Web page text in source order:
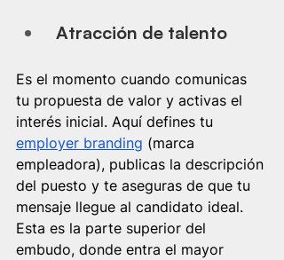
Atracción de talento
Es el momento cuando comunicas
tu propuesta de valor y activas el
interés inicial. Aquí defines tu
employer branding (marca
empleadora), publicas la descripción
del puesto y te aseguras de que tu
mensaje llegue al candidato ideal.
Esta es la parte superior del
embudo, donde entra el mayor